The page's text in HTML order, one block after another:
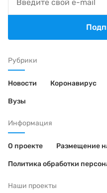
Рубрики
Новости Коронавирус
Вузы
Информация
О проекте Размещение
Политика обработки
Наши проекты